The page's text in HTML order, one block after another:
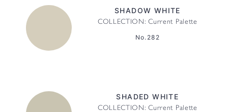
SHADOW WHITE
COLLECTION: Current Palette
No.282
SHADED WHITE
COLLECTION: Current Palette